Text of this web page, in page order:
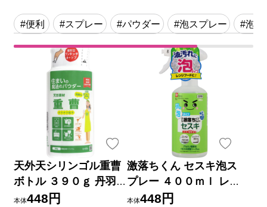
#便利 #スプレー #パウダー #泡スプレー #泡タ
天外天シリンゴル重曹
ボトル ３９０ｇ 丹羽
久
本体448円
激落ちくん セスキ泡ス
プレー ４００ｍｌ レ
ック
本体448円